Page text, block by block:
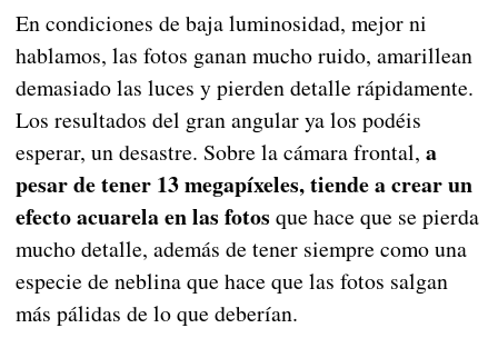
En condiciones de baja luminosidad, mejor ni
hablamos, las fotos ganan mucho ruido, amarillean
demasiado las luces y pierden detalle rápidamente.
Los resultados del gran angular ya los podéis
esperar, un desastre. Sobre la cámara frontal, a
pesar de tener 13 megapíxeles, tiende a crear un
efecto acuarela en las fotos que hace que se pierda
mucho detalle, además de tener siempre como una
especie de neblina que hace que las fotos salgan
más pálidas de lo que deberían.